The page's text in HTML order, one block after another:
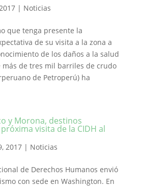
| Noticias
que tenga presente la
de su visita a la zona a
de los daños a la salud
de tres mil barriles de crudo
de Petroperú) ha
y Morona, destinos
visita de la CIDH al
2017| Noticias
de Derechos Humanos envió
con sede en Washington. En